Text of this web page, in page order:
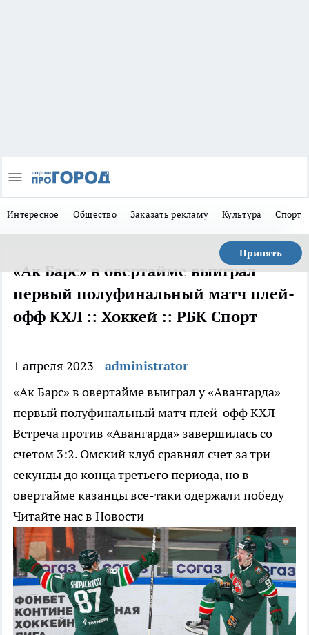
Интересное Общество Заказать рекламу Культура Спорт
Принять
«Ак Барс» в овертайме выиграл
первый полуфинальный матч плей-
офф КХЛ :: Хоккей :: РБК Спорт
1 апреля 2023
administrator
«Ак Барс» в овертайме выиграл у «Авангарда»
первый полуфинальный матч плей-офф КХЛ
Встреча против «Авангарда» завершилась со
счетом 3:2. Омский клуб сравнял счет за три
секунды до конца третьего периода, но в
овертайме казанцы все-таки одержали победу
Читайте нас в Новости